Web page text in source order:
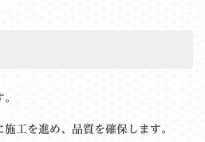
工を進め、品質を確保します。